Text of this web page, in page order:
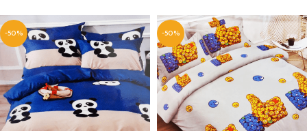
-50% -50%